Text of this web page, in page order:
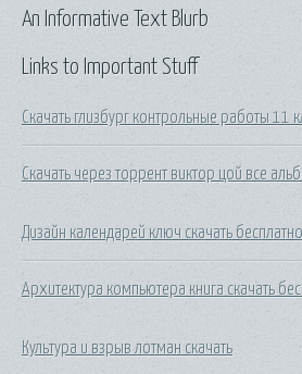
Links to Important Stuff
Скачать глизбург контрольные работы 11
Скачать через торрент виктор цой все
Дизайн календарей ключ скачать бесплатно
Архитектура компьютера книга скачать
Культура и взрыв лотман скачать
An Informative Text Blurb